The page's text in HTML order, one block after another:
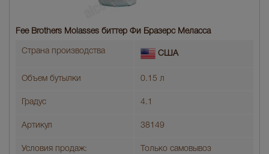
Fee Brothers Molasses биттер Фи Бразерс Меласса
Страна производства США
Объем бутылки 0.15 л
Градус 4.1
Артикул 38149
Условия продаж: Только самовывоз